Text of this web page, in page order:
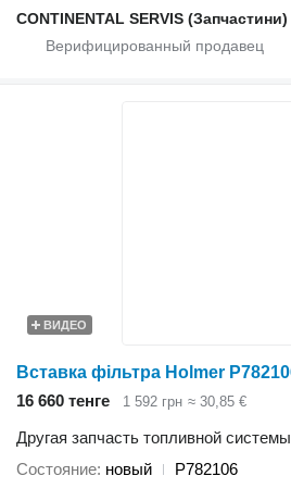
CONTINENTAL SERVIS (Запчастини)
ВИДЕО
16 660 тенге 1 592 грн ≈ 30,85 €
Другая запчасть топливной системы
Состояние новый P782106